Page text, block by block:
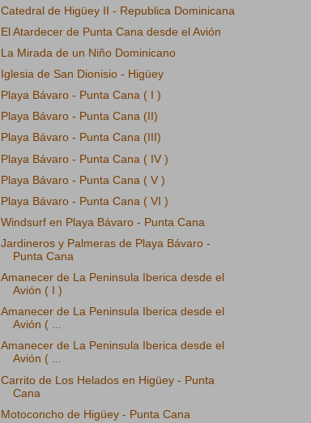
Catedral de Higüey II - Republica Dominicana
El Atardecer de Punta Cana desde el Avión
La Mirada de un Niño Dominicano
Iglesia de San Dionisio - Higüey
Playa Bávaro - Punta Cana ( I )
Playa Bávaro - Punta Cana (II)
Playa Bávaro - Punta Cana (III)
Playa Bávaro - Punta Cana ( IV )
Playa Bávaro - Punta Cana ( V )
Playa Bávaro - Punta Cana ( VI )
Windsurf en Playa Bávaro - Punta Cana
Jardineros y Palmeras de Playa Bávaro -
Punta Cana
Amanecer de La Peninsula Iberica desde el
Avión ( I )
Amanecer de La Peninsula Iberica desde el
Avión ( ...
Amanecer de La Peninsula Iberica desde el
Avión ( ...
Carrito de Los Helados en Higüey - Punta
Cana
Motoconcho de Higüey - Punta Cana